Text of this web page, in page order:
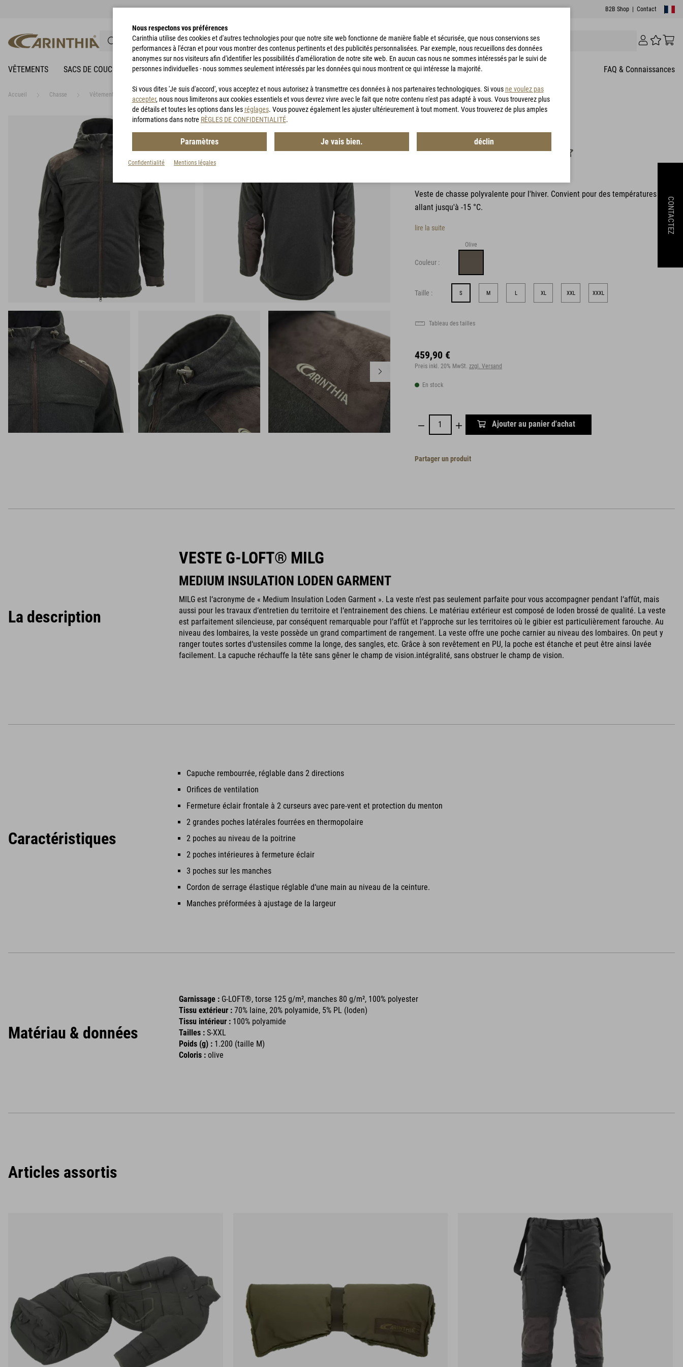
B2B Shop Contact
VÊTEMENTS SACS DE COUCHAGE VÊTEMENTS DE PLUIE SACS DE BIVOUAC ACCESSOIRES CHASSE BON D'ACHAT FAQ & Connaissances
Accueil Chasse Vêtements de chasse G-LOFT® MILG Jacket
G-LOFT® MILG Jacket
Veste de chasse polyvalente pour l'hiver. Convient pour des températures
allant jusqu'à -15 °C.
lire la suite
Couleur :
Olive
Taille : S M L XL XXL XXXL
Tableau des tailles
459,90 €
Preis inkl. 20% MwSt. zzgl. Versand
En stock
Ajouter au panier d'achat
Partager un produit
La description
VESTE G-LOFT® MILG
MEDIUM INSULATION LODEN GARMENT
MILG est l‘acronyme de « Medium Insulation Loden Garment ». La veste n‘est pas seulement parfaite pour vous accompagner pendant l‘affût, mais
aussi pour les travaux d‘entretien du territoire et l‘entrainement des chiens. Le matériau extérieur est composé de loden brossé de qualité. La veste
est parfaitement silencieuse, par conséquent remarquable pour l‘affût et l‘approche sur les territoires où le gibier est particulièrement farouche. Au
niveau des lombaires, la veste possède un grand compartiment de rangement. La veste offre une poche carnier au niveau des lombaires. On peut y
ranger toutes sortes d‘ustensiles comme la longe, des sangles, etc. Grâce à son revêtement en PU, la poche est étanche et peut être ainsi lavée
facilement. La capuche réchauffe la tête sans gêner le champ de vision.intégralité, sans obstruer le champ de vision.
Caractéristiques
Capuche rembourrée, réglable dans 2 directions
Orifices de ventilation
Fermeture éclair frontale à 2 curseurs avec pare-vent et protection du menton
2 grandes poches latérales fourrées en thermopolaire
2 poches au niveau de la poitrine
2 poches intérieures à fermeture éclair
3 poches sur les manches
Cordon de serrage élastique réglable d‘une main au niveau de la ceinture.
Manches préformées à ajustage de la largeur
Matériau & données
Garnissage : G-LOFT®, torse 125 g/m², manches 80 g/m², 100% polyester
Tissu extérieur : 70% laine, 20% polyamide, 5% PL (loden)
Tissu intérieur : 100% polyamide
Tailles : S-XXL
Poids (g) : 1.200 (taille M)
Coloris : olive
Articles assortis
CONTACTEZ
Nous respectons vos préférences
Carinthia utilise des cookies et d'autres technologies pour que notre site web fonctionne de manière fiable et sécurisée, que nous conservions ses
performances à l'écran et pour vous montrer des contenus pertinents et des publicités personnalisées. Par exemple, nous recueillons des données
anonymes sur nos visiteurs afin d'identifier les possibilités d'amélioration de notre site web. En aucun cas nous ne sommes intéressés par le suivi de
personnes individuelles - nous sommes seulement intéressés par les données qui nous montrent ce qui intéresse la majorité.
Si vous dites 'Je suis d'accord', vous acceptez et nous autorisez à transmettre ces données à nos partenaires technologiques. Si vous ne voulez pas
accepter, nous nous limiterons aux cookies essentiels et vous devrez vivre avec le fait que notre contenu n'est pas adapté à vous. Vous trouverez plus
de détails et toutes les options dans les réglages. Vous pouvez également les ajuster ultérieurement à tout moment. Vous trouverez de plus amples
informations dans notre RÈGLES DE CONFIDENTIALITÉ.
Paramètres Je vais bien. déclin
Confidentialité Mentions légales